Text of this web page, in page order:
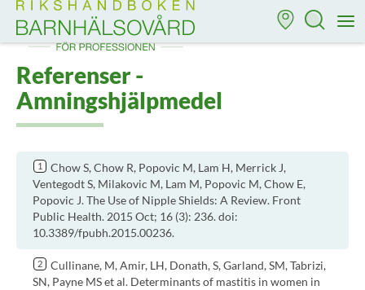
Till startsidan för Rikshandboken i barnhälsovård
Referenser -
Amningshjälpmedel
Chow S, Chow R, Popovic M, Lam H, Merrick J,
Ventegodt S, Milakovic M, Lam M, Popovic M, Chow E,
Popovic J. The Use of Nipple Shields: A Review. Front
Public Health. 2015 Oct; 16 (3): 236. doi:
10.3389/fpubh.2015.00236.
Cullinane, M, Amir, LH, Donath, S, Garland, SM, Tabrizi,
SN, Payne MS et al. Determinants of mastitis in women in